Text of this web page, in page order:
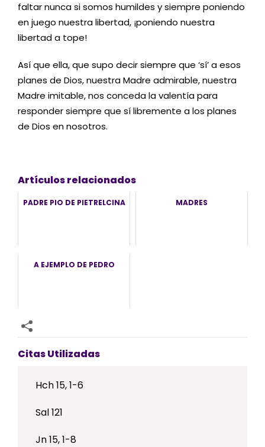
faltar nunca si somos humildes y siempre poniendo
en juego nuestra libertad, ¡poniendo nuestra
libertad a tope!
Así que ella, que supo decir siempre que ‘sí’ a esos
planes de Dios, nuestra Madre admirable, nuestra
Madre imitable, nos conceda la valentía para
responder siempre que sí libremente a los planes
de Dios en nosotros.
Artículos relacionados
PADRE PIO DE PIETRELCINA MADRES
A EJEMPLO DE PEDRO
Citas Utilizadas
Hch 15, 1-6
Sal 121
Jn 15, 1-8